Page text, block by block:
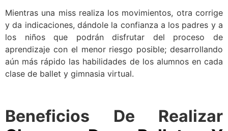
Mientras una miss realiza los movimientos, otra corrige
y da indicaciones, dándole la confianza a los padres y a
los niños que podrán disfrutar del proceso de
aprendizaje con el menor riesgo posible; desarrollando
aún más rápido las habilidades de los alumnos en cada
clase de ballet y gimnasia virtual.
Beneficios De Realizar